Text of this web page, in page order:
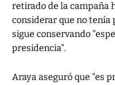
retirado de la campaña
considerar que no tenía
sigue conservando
presidencia".
Araya aseguró que "es